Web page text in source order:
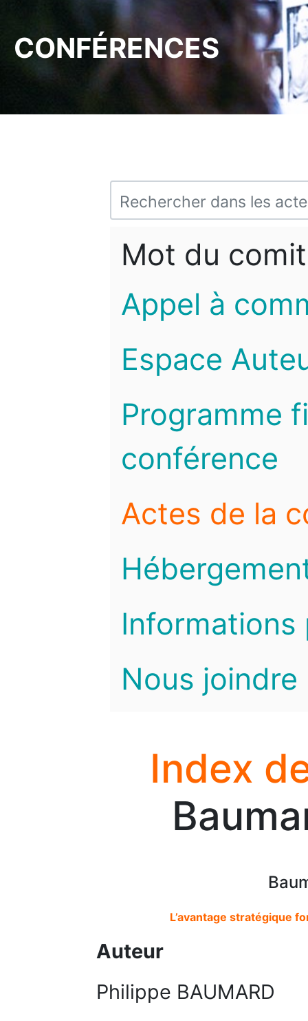
CONFÉRENCES
Mot du
Appel à
Espace
Programme
conférence
Actes de la
Informations
Nous joindre
Index
L’avantage stratégique
Auteur
Philippe BAUMARD